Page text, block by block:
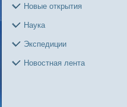
Новые открытия
Наука
Экспедиции
Новостная лента